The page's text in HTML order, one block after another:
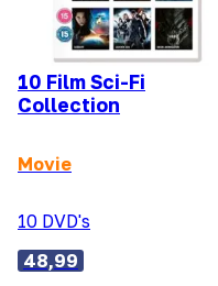
10 Film Sci-Fi
Collection
Movie
10 DVD's
48,99